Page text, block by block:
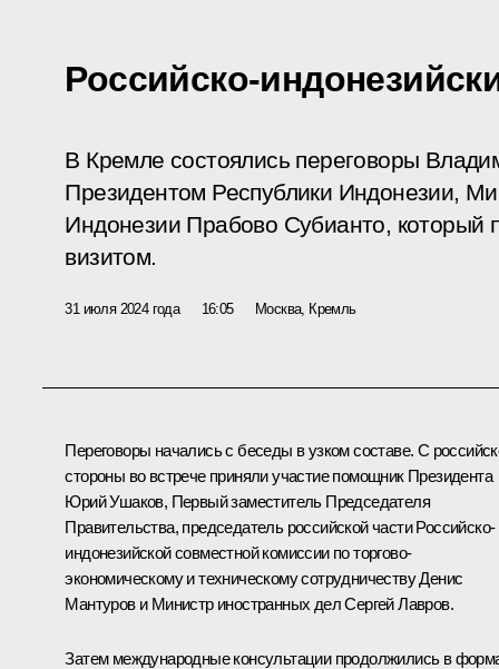
Российско-
В Кремле состоялись переговоры
Президентом Республики Индонезии,
Индонезии Прабово Субианто, который
визитом.
31 июля 2024 года 16:05 Москва, Кремль
Переговоры начались с беседы в узком составе. С
стороны во встрече приняли участие помощник Президента
Юрий Ушаков, Первый заместитель Председателя
Правительства, председатель российской части Российско-
индонезийской совместной комиссии по торгово-
экономическому и техническому сотрудничествуДенис
Мантурови Министр иностранных делСергей Лавров.
Затем международные консультации продолжились в